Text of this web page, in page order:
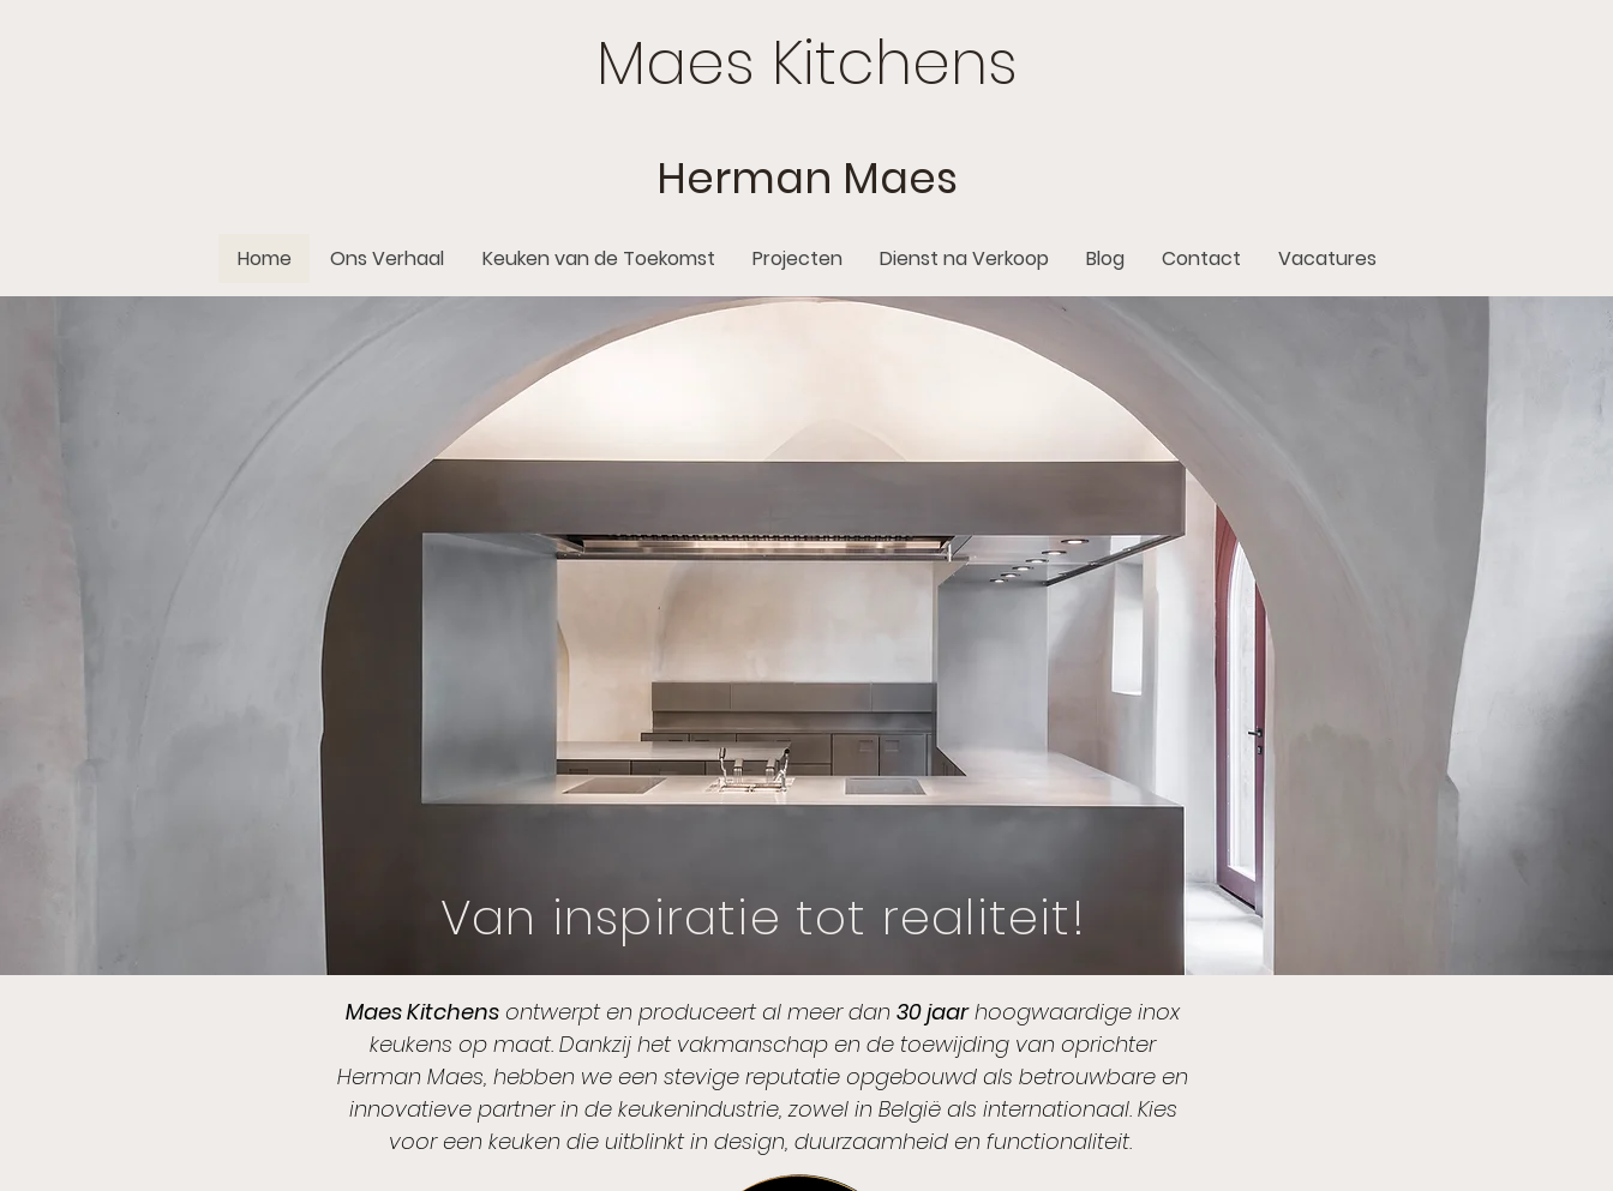
Maes Kitchens
Herman Maes
Home Ons Verhaal Keuken van de Toekomst Projecten Dienst na Verkoop Blog Contact Vacatures
Van inspiratie tot realiteit!
Maes Kitchens ontwerpt en produceert al meer dan 30 jaarhoogwaardige inox
keukens op maat. Dankzij het vakmanschap en de toewijding van oprichter
Herman Maes, hebben we een stevige reputatie opgebouwd als betrouwbare en
innovatieve partner in de keukenindustrie, zowel in België als internationaal. Kies
voor een keuken die uitblinkt in design, duurzaamheid en functionaliteit.